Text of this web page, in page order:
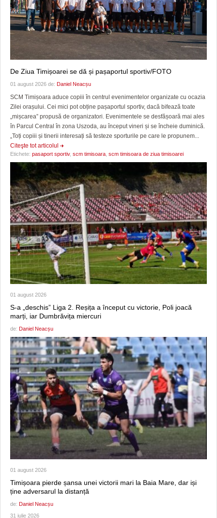
De Ziua Timișoarei se dă și pașaportul sportiv/FOTO
01 august 2026 de: Daniel Neacșu
SCM Timișoara aduce copiii în centrul evenimentelor organizate cu ocazia
Zilei orașului. Cei mici pot obține pașaportul sportiv, dacă bifează toate
„mișcarea” propusă de organizatori. Evenimentele se desfășoară mai ales
în Parcul Central în zona Uszoda, au început vineri și se încheie duminică.
„Toți copiii și tinerii interesați să testeze sporturile pe care le propunem...
Citeşte tot articolul
Etichete: pasaport sportiv, scm timisoara scm timisoara de ziua timisoarei
01 august 2026
S-a „deschis” Liga 2. Reșița a început cu victorie, Poli joacă
marți, iar Dumbrăvița miercuri
de: Daniel Neacșu
01 august 2026
Timișoara pierde șansa unei victorii mari la Baia Mare, dar iși
ține adversarul la distanță
de: Daniel Neacșu
31 iulie 2026